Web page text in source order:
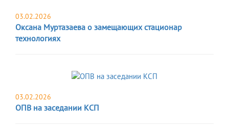
03.02.2026
Оксана Муртазаева о замещающих стационар
технологиях
03.02.2026
ОПВ на заседании КСП